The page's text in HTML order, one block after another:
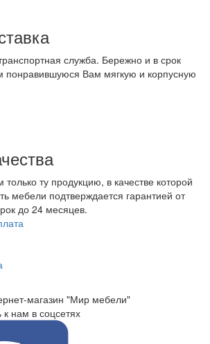
служба. Бережно и в срок
понравившуюся Вам мягкую и корпусную
ту продукцию, в качестве которой
мебели подтверждается гарантией от
до 24 месяцев.
магазин "Мир мебели"
нам в соцсетях